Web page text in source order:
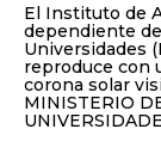
El Instituto de
dependiente
Universidades
reproduce con
corona solar
MINISTERIO